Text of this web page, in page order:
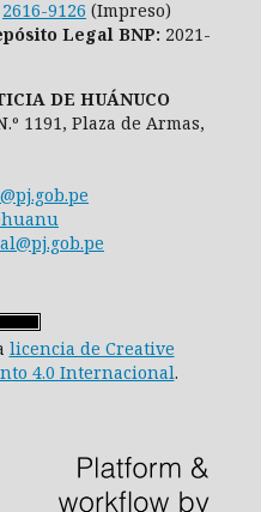
2616-9126 (Impreso)
Legal BNP: 2021-
DE HUÁNUCO
1191, Plaza de Armas,
licencia de Creative
4.0 Internacional.